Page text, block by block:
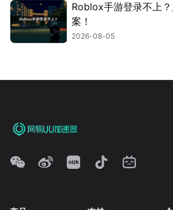
Roblox手游登录不上
案！
2026-08-05